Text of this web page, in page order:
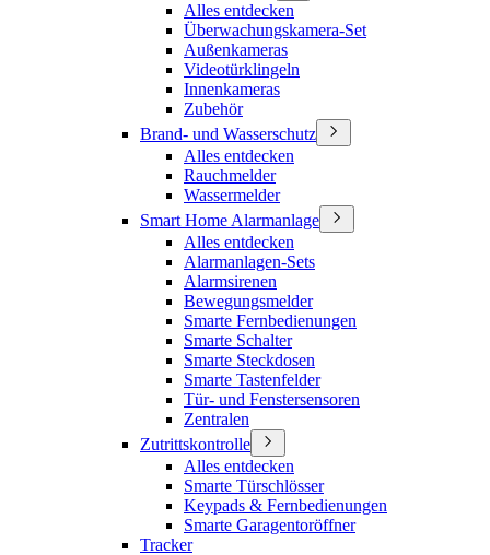
Alles entdecken
Überwachungskamera-Set
Außenkameras
Videotürklingeln
Innenkameras
Zubehör
Brand- und Wasserschutz
Alles entdecken
Rauchmelder
Wassermelder
Smart Home Alarmanlage
Alles entdecken
Alarmanlagen-Sets
Alarmsirenen
Bewegungsmelder
Smarte Fernbedienungen
Smarte Schalter
Smarte Steckdosen
Smarte Tastenfelder
Tür- und Fenstersensoren
Zentralen
Zutrittskontrolle
Alles entdecken
Smarte Türschlösser
Keypads & Fernbedienungen
Smarte Garagentoröffner
Tracker